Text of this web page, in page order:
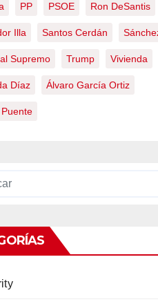
PP PSOE Ron DeSantis
Illa Santos Cerdán
Supremo Trump Vivienda
Díaz Álvaro García Ortiz